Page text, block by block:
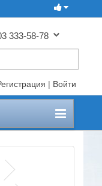
333-58-78
| Войти